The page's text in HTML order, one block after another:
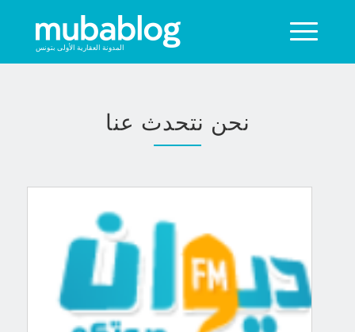
المدونة العقارية الأولى بتونس
نحن نتحدث عنا